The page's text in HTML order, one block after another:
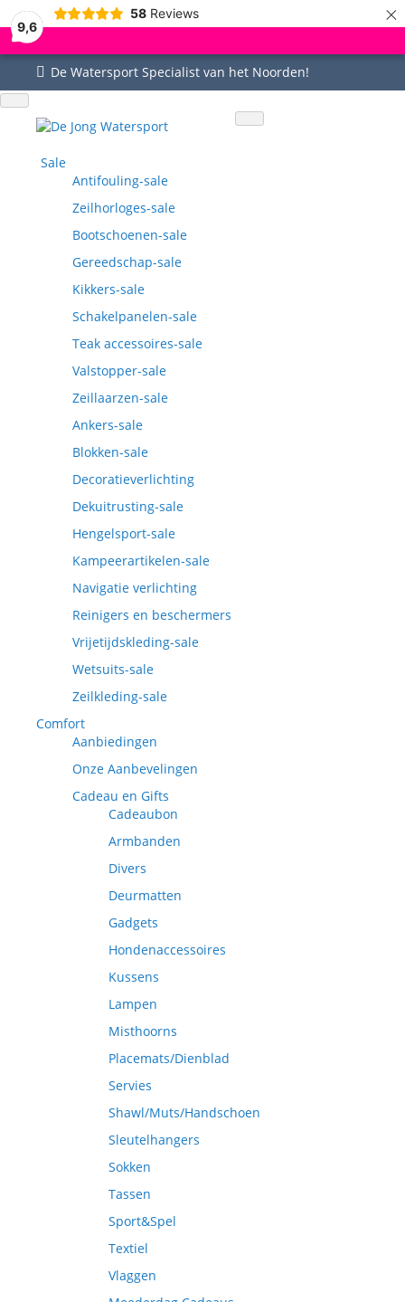
9,6
58 Reviews ×
De Watersport Specialist van het Noorden!
Uitstekende service
Sale
Antifouling-sale
Zeilhorloges-sale
Bootschoenen-sale
Gereedschap-sale
Kikkers-sale
Schakelpanelen-sale
Teak accessoires-sale
Valstopper-sale
Zeillaarzen-sale
Ankers-sale
Blokken-sale
Decoratieverlichting
Dekuitrusting-sale
Hengelsport-sale
Kampeerartikelen-sale
Navigatie verlichting
Reinigers en beschermers
Vrijetijdskleding-sale
Wetsuits-sale
Zeilkleding-sale
Comfort
Aanbiedingen
Onze Aanbevelingen
Cadeau en Gifts
Cadeaubon
Armbanden
Divers
Deurmatten
Gadgets
Hondenaccessoires
Kussens
Lampen
Misthoorns
Placemats/Dienblad
Servies
Shawl/Muts/Handschoen
Sleutelhangers
Sokken
Tassen
Sport&Spel
Textiel
Vlaggen